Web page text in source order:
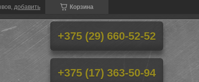
Корзина
добавить
+375 (29) 660-52-52
+375 (17) 363-50-94